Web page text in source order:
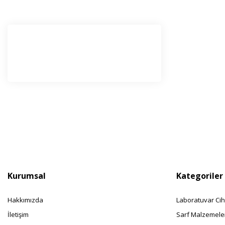
Kurumsal
Hakkımızda
İletişim
Kategoriler
Laboratuvar
Sarf